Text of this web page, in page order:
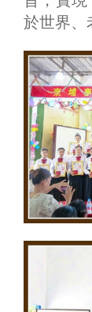
於世界、